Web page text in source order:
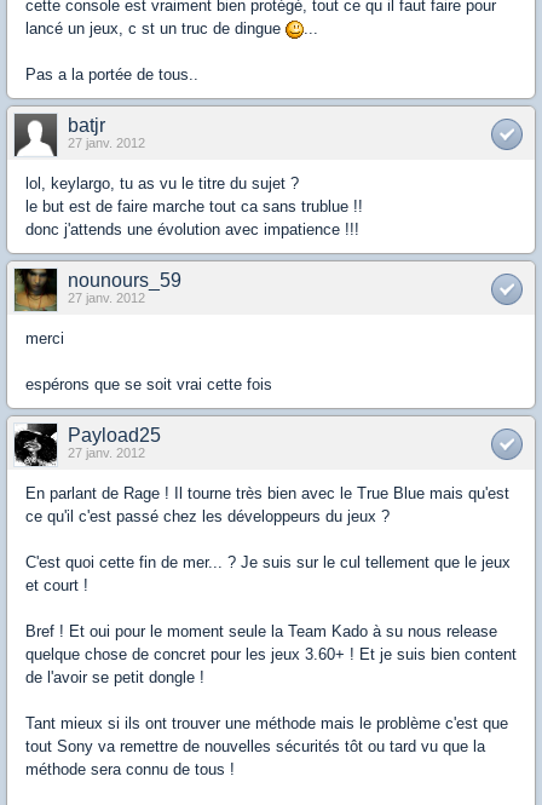
cette console est vraiment bien protégé, tout ce qu il faut faire pour
lancé un jeux, c st un truc de dingue
...
Pas a la portée de tous..
batjr
27 janv. 2012
lol, keylargo, tu as vu le titre du sujet ?
le but est de faire marche tout ca sans trublue !!
donc j'attends une évolution avec impatience !!!
nounours_59
27 janv. 2012
merci
espérons que se soit vrai cette fois
Payload25
27 janv. 2012
En parlant de Rage ! Il tourne très bien avec le True Blue mais qu'est
ce qu'il c'est passé chez les développeurs du jeux ?
C'est quoi cette fin de mer... ? Je suis sur le cul tellement que le jeux
et court !
Bref ! Et oui pour le moment seule la Team Kado à su nous release
quelque chose de concret pour les jeux 3.60+ ! Et je suis bien content
de l'avoir se petit dongle !
Tant mieux si ils ont trouver une méthode mais le problème c'est que
tout Sony va remettre de nouvelles sécurités tôt ou tard vu que la
méthode sera connu de tous !